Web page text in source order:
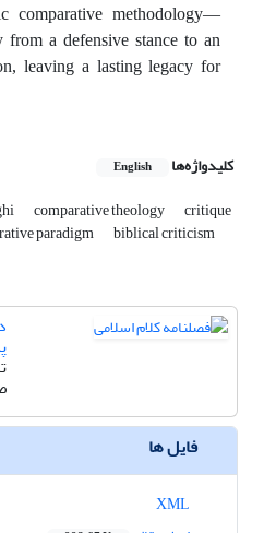
comparative methodology—
from a defensive stance to an
leaving a lasting legacy for
کلیدواژه‌ها English
comparative theology critique
paradigm biblical criticism
فایل ها